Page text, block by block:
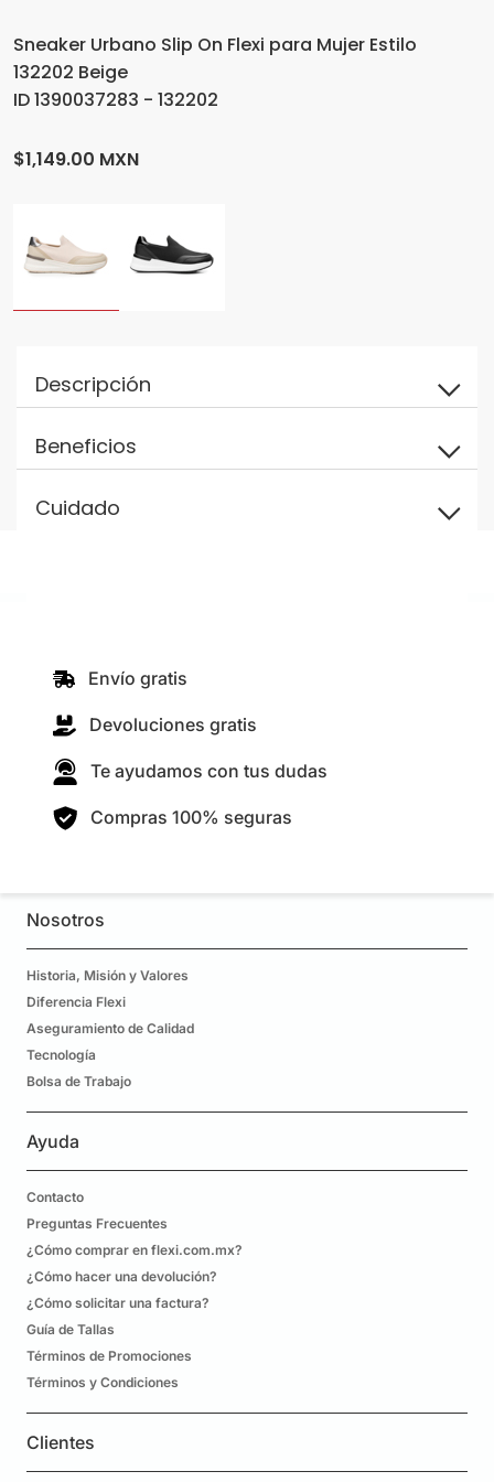
Sneaker Urbano Slip On Flexi para Mujer Estilo
132202 Beige
ID 1390037283 - 132202
$1,149.00 MXN
Descripción
Beneficios
Cuidado
Envío gratis
Devoluciones gratis
Te ayudamos con tus dudas
Compras 100% seguras
Nosotros
Historia, Misión y Valores
Diferencia Flexi
Aseguramiento de Calidad
Tecnología
Bolsa de Trabajo
Ayuda
Contacto
Preguntas Frecuentes
¿Cómo comprar en flexi.com.mx?
¿Cómo hacer una devolución?
¿Cómo solicitar una factura?
Guía de Tallas
Términos de Promociones
Términos y Condiciones
Clientes